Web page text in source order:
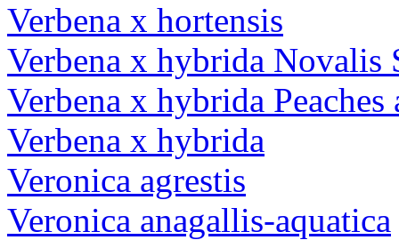
Verbena x hortensis
Verbena x hybrida Novalis
Verbena x hybrida Peaches
Verbena x hybrida
Veronica agrestis
Veronica anagallis-aquatica